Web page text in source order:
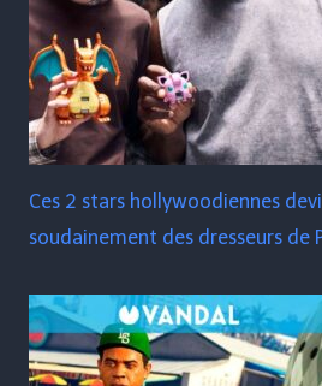
Ces 2 stars hollywoodiennes
soudainement des dresseurs de